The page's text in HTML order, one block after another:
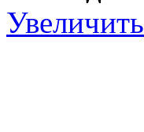
Увеличить